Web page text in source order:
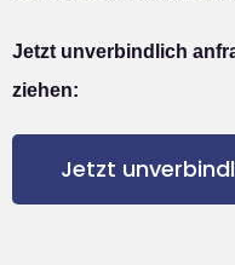
Jetzt unverbindlich
ziehen:
Jetzt